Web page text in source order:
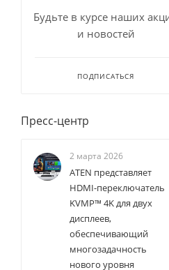
Будьте в курсе наших
и новостей
ПОДПИСАТЬСЯ
Пресс-центр
2 марта 2026
ATEN представляет
HDMI-переключатель
KVMP™ 4K для двух
дисплеев,
обеспечивающий
многозадачность
нового уровня